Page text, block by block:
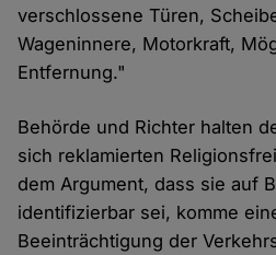
verschlossene Türen,
Wageninnere, Motorkraft,
Entfernung."
Behörde und Richter halten
sich reklamierten
dem Argument, dass sie auf
identifizierbar sei, komme
Beeinträchtigung der